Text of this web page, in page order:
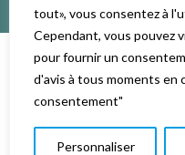
tout», vous consentez à
Cependant, vous pouvez
pour fournir un
d'avis à tous moments en
consentement"
Personnaliser